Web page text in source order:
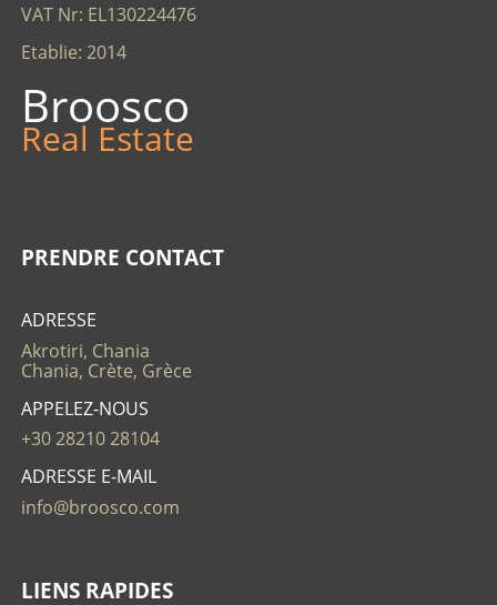
VAT Nr: EL130224476
Etablie: 2014
Broosco
Real Estate
PRENDRE CONTACT
ADRESSE
Akrotiri, Chania
Chania, Crète, Grèce
APPELEZ-NOUS
+30 28210 28104
ADRESSE E-MAIL
info@broosco.com
LIENS RAPIDES